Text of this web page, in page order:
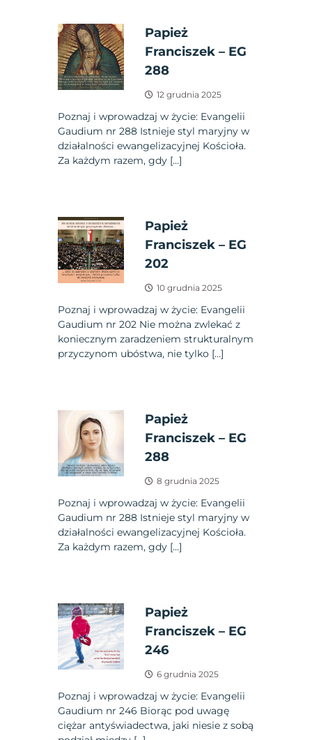
Papież
Franciszek – EG
288
12 grudnia 2025
Poznaj i wprowadzaj w życie: Evangelii
Gaudium nr 288 Istnieje styl maryjny w
działalności ewangelizacyjnej Kościoła.
Za każdym razem, gdy […]
Papież
Franciszek – EG
202
10 grudnia 2025
Poznaj i wprowadzaj w życie: Evangelii
Gaudium nr 202 Nie można zwlekać z
koniecznym zaradzeniem strukturalnym
przyczynom ubóstwa, nie tylko […]
Papież
Franciszek – EG
288
8 grudnia 2025
Poznaj i wprowadzaj w życie: Evangelii
Gaudium nr 288 Istnieje styl maryjny w
działalności ewangelizacyjnej Kościoła.
Za każdym razem, gdy […]
Papież
Franciszek – EG
246
6 grudnia 2025
Poznaj i wprowadzaj w życie: Evangelii
Gaudium nr 246 Biorąc pod uwagę
ciężar antyświadectwa, jaki niesie z sobą